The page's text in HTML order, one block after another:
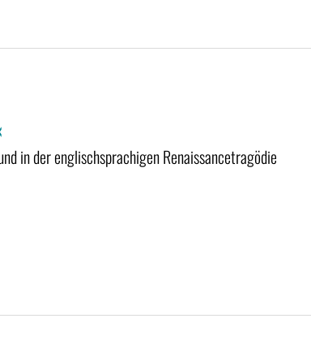
in der englischsprachigen Renaissancetragödie